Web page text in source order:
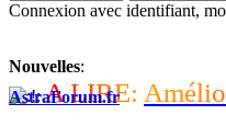
Connexion avec identifiant,
Nouvelles:
A LIRE: Amélio
AstraForum.fr